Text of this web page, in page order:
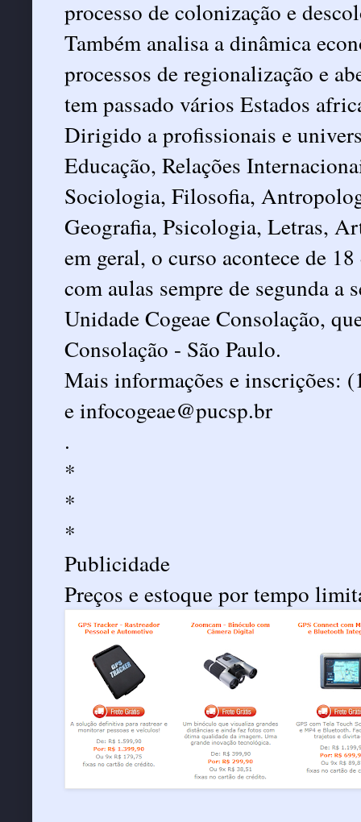
processo de colonização e
Também analisa a dinâmica
processos de regionalização e
tem passado vários Estados
Dirigido a profissionais e
Educação, Relações
Sociologia, Filosofia,
Geografia, Psicologia, Letras,
em geral, o curso acontece de
com aulas sempre de segunda a
Unidade Cogeae Consolação,
Consolação - São Paulo.
Mais informações e inscrições:
e infocogeae@pucsp.br
.
*
*
*
Publicidade
Preços e estoque por tempo